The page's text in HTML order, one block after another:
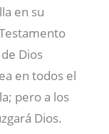
en su
Dios
en todos el
pero a los
Dios.